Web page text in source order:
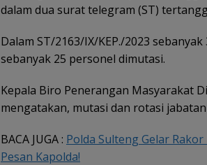
dalam dua surat telegram (ST)
Dalam ST/2163/IX/KEP./2023
sebanyak 25 personel dimutasi.
Kepala Biro Penerangan Masyarakat
mengatakan, mutasi dan rotasi
BACA JUGA : Polda Sulteng Gelar
Pesan Kapolda!